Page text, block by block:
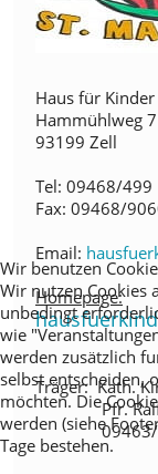
Haus für
Hammühlweg 7
93199 Zell
Tel: 09468/499
Fax: 09468/
Email:
Homepage:
Träger: Kath.
Pfr. Ralf
09463/
Wir benutzen
Wir nutzen Cookies
unbedingt
wie
werden zusätzlich
selbst entscheiden,
möchten. Die
werden (siehe
Tage bestehen.